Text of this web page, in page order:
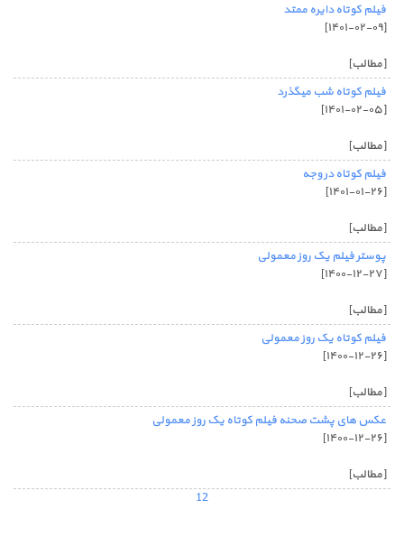
فیلم کوتاه دایره ممتد
[۱۴۰۱-۰۲-۰۹]
[مطالب]
فیلم کوتاه شب میگذرد
[۱۴۰۱-۰۲-۰۵]
[مطالب]
فیلم کوتاه در وجه
[۱۴۰۱-۰۱-۲۶]
[مطالب]
پوستر فیلم یک روز معمولی
[۱۴۰۰-۱۲-۲۷]
[مطالب]
فیلم کوتاه یک روز معمولی
[۱۴۰۰-۱۲-۲۶]
[مطالب]
عکس های پشت صحنه فیلم کوتاه یک روز معمولی
[۱۴۰۰-۱۲-۲۶]
[مطالب]
12